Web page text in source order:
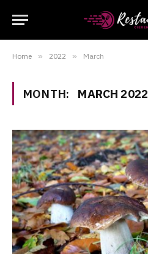
Home » 2022 » March
MONTH: MARCH 2022